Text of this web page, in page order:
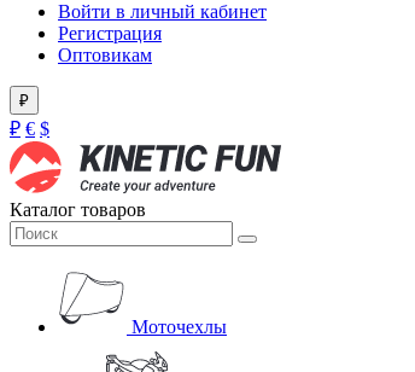
Войти в личный кабинет
Регистрация
Оптовикам
₽
₽ € $
Каталог товаров
Моточехлы